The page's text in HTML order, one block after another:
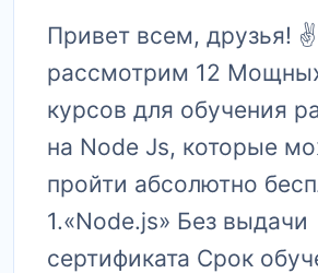
Привет всем, друзья!
рассмотрим 12
курсов для обучения
на Node Js, которые
пройти абсолютно
1.«Node.js» Без выдачи
сертификата Срок